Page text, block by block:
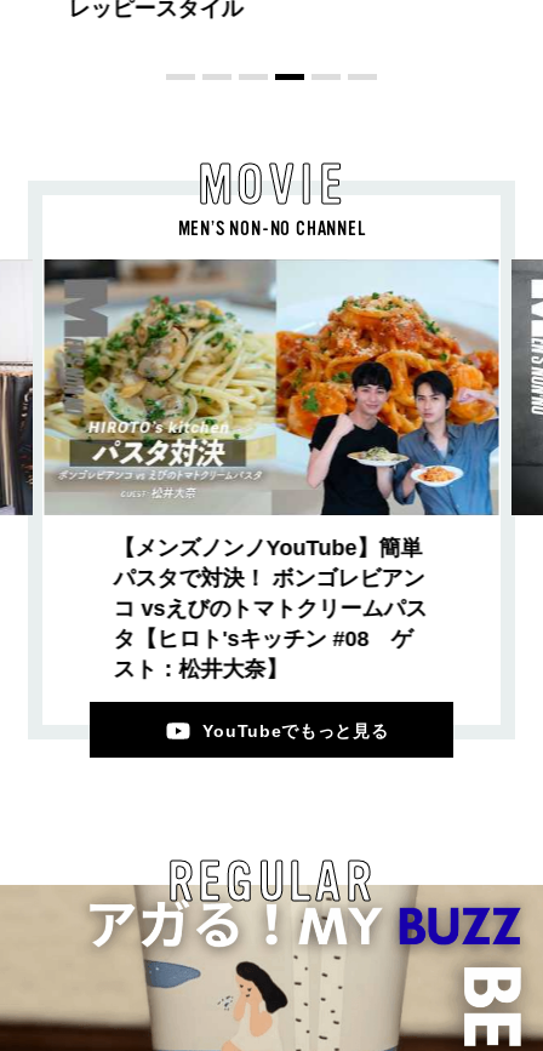
MOVIE
MEN’S NON-NO CHANNEL
【メンズノンノYouTube】簡単
パスタで対決！ ボンゴレビアン
コ vsえびのトマトクリームパス
タ【ヒロト'sキッチン #08 ゲ
スト：松井大奈】
YouTubeでもっと見る
REGULAR